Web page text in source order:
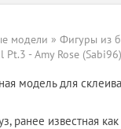
модели » Фигуры из
- Amy Rose
модель для
ранее известная